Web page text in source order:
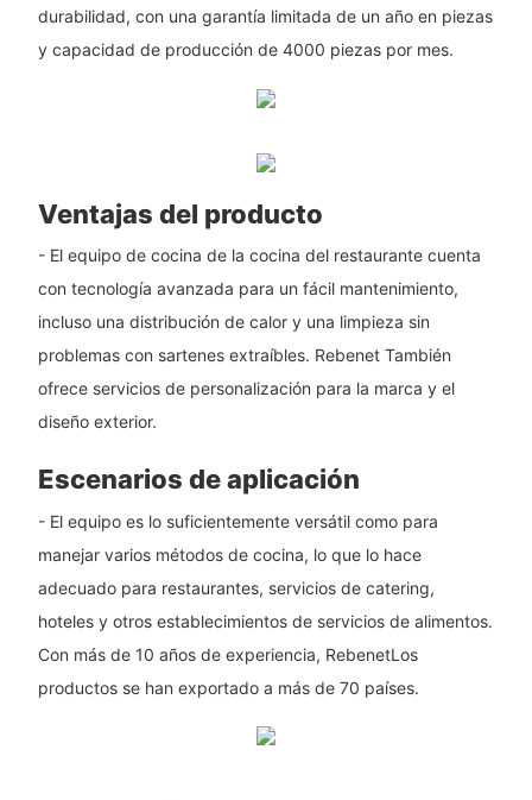
durabilidad, con una garantía limitada de un año en piezas
y capacidad de producción de 4000 piezas por mes.
Ventajas del producto
- El equipo de cocina de la cocina del restaurante cuenta
con tecnología avanzada para un fácil mantenimiento,
incluso una distribución de calor y una limpieza sin
problemas con sartenes extraíbles. Rebenet También
ofrece servicios de personalización para la marca y el
diseño exterior.
Escenarios de aplicación
- El equipo es lo suficientemente versátil como para
manejar varios métodos de cocina, lo que lo hace
adecuado para restaurantes, servicios de catering,
hoteles y otros establecimientos de servicios de alimentos.
Con más de 10 años de experiencia, RebenetLos
productos se han exportado a más de 70 países.